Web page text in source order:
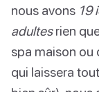
nous avons 19
adultesrien
spa maison ou
qui laissera